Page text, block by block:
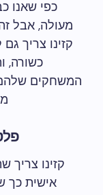
כפי שאנו
מעולה, אבל
קזינו צריך
כשורה,
המשחקים
קזינו
אישית כך